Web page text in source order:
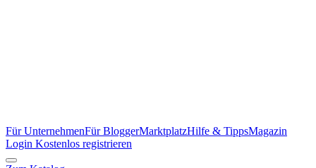
Für UnternehmenFür BloggerMarktplatzHilfe & TippsMagazin
Login Kostenlos registrieren